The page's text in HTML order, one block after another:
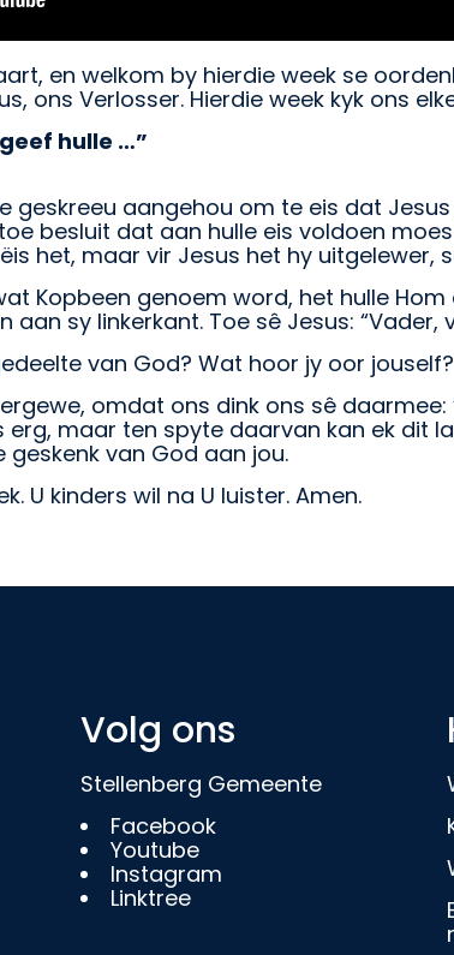
en welkom by hierdie week se
ons Verlosser. Hierdie week kyk ons
hulle …”
geskreeu aangehou om te eis dat
besluit dat aan hulle eis voldoen
het, maar vir Jesus het hy uitgelewer,
Kopbeen genoem word, het hulle
aan sy linkerkant. Toe sê Jesus:
van God? Wat hoor jy oor jouself?
omdat ons dink ons sê
erg, maar ten spyte daarvan kan ek dit
geskenk van God aan jou.
U kinders wil na U luister. Amen.
Volg ons
Stellenberg Gemeente
Facebook
Youtube
Instagram
Linktree